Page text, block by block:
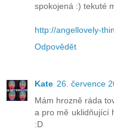
spokojená :) tekuté
http://angellovely-
Odpovědět
Kate 26. července
Mám hrozně ráda
a pro mě uklidňující
:D